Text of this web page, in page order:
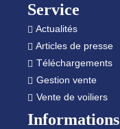
Service
Actualités
Articles de presse
Téléchargements
Gestion vente
Vente de voiliers
Informations